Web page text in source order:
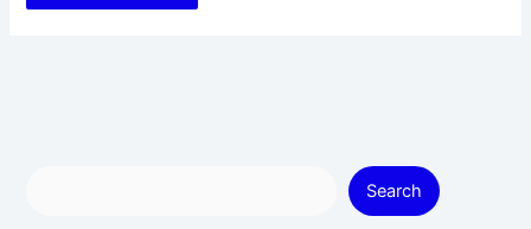
Search